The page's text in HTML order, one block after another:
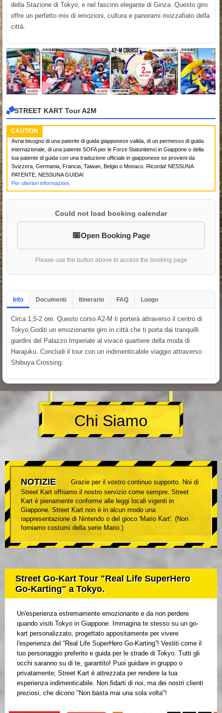
della Stazione di Tokyo, e nel fascino elegante di Ginza. Questo giro
offre un perfetto mix di emozioni, cultura e panorami mozzafiato della
città.
STREET KART Tour A2M
CAUTION
Avrai bisogno di una patente di guida giapponese valida, di un permesso di guida
internazionale, di una patente SOFA per le Forze Statunitensi in Giappone o della
tua patente di guida con una traduzione ufficiale in giapponese se provieni da
Svizzera, Germania, Francia, Taiwan, Belgio o Monaco. Ricorda! NESSUNA
PATENTE, NESSUNA GUIDA!
Per ulteriori informazioni.
Could not load booking calendar
Open Booking Page
Please use the button above to access the booking page
Info Documenti Itinerario FAQ Luogo
Circa 1,5-2 ore. Questo corso A2-M ti porterà attraverso il centro di
Tokyo.Goditi un emozionante giro in città che ti porta dai tranquilli
giardini del Palazzo Imperiale al vivace quartiere della moda di
Harajuku. Concludi il tour con un indimenticabile viaggio attraverso
Shibuya Crossing.
Chi Siamo
NOTIZIE
Grazie per il vostro continuo supporto. Noi di
Street Kart offriamo il nostro servizio come sempre. Street
Kart è pienamente conforme alle leggi locali vigenti in
Giappone. Street Kart non è in alcun modo una
rappresentazione di Nintendo o del gioco 'Mario Kart'. (Non
forniamo costumi della serie Mario.)
Street Go-Kart Tour "Real Life SuperHero
Go-Karting" a Tokyo.
Un'esperienza estremamente emozionante e da non perdere
quando visiti Tokyo in Giappone. Immagina te stesso su un go-
kart personalizzato, progettato appositamente per vivere
l'esperienza del “Real Life SuperHero Go-Karting”! Vestiti come il
tuo personaggio preferito e guida per le strade di Tokyo. Tutti gli
occhi saranno su di te, garantito! Puoi guidare in gruppo o
privatamente; Street Kart è attrezzata per rendere la tua
esperienza indimenticabile. Non fidarti di noi, ma dei nostri clienti
preziosi, che dicono "Non basta mai una sola volta"!